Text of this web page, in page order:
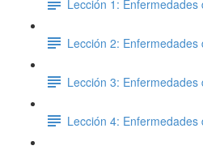
Lección 1:
Lección 2:
Lección 3:
Lección 4: